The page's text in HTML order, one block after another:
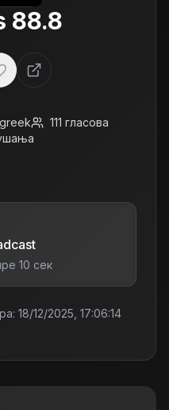
88.8
greek 111 гласова
10 сек
18/12/2025, 17:06:14